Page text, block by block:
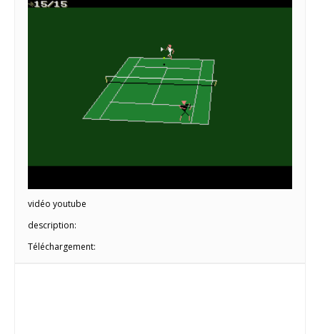
vidéo youtube
description:
Téléchargement: